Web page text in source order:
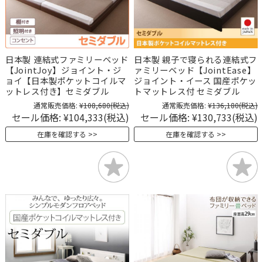
日本製 連結式ファミリーベッド
【JointJoy】ジョイント・ジ
ョイ【日本製ポケットコイルマ
ットレス付き】セミダブル
通常販売価格: ¥108,680(税込)
セール価格: ¥104,333(税込)
在庫を確認する
日本製 親子で寝られる連結式フ
ァミリーベッド【JointEase】
ジョイント・イース 国産ポケッ
トマットレス付 セミダブル
通常販売価格: ¥136,180(税込)
セール価格: ¥130,733(税込)
在庫を確認する